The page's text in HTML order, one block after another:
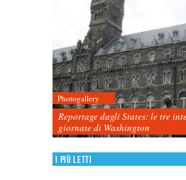
Photogallery
Reportage dagli States: le tre
giornate di Washington
I più letti